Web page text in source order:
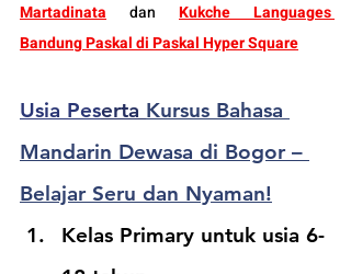
Martadinata
dan Kukche Languages
Bandung Paskal di Paskal Hyper Square
Usia Peserta Kursus Bahasa
Mandarin Dewasa di Bogor –
Belajar Seru dan Nyaman!
Kelas Primary untuk usia 6-